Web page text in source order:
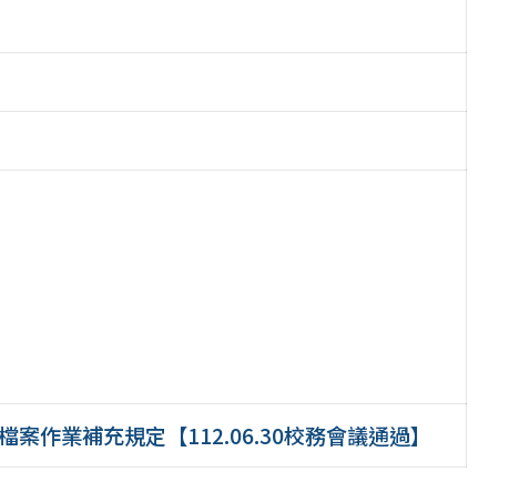
作業補充規定【112.06.30校務會議通過】